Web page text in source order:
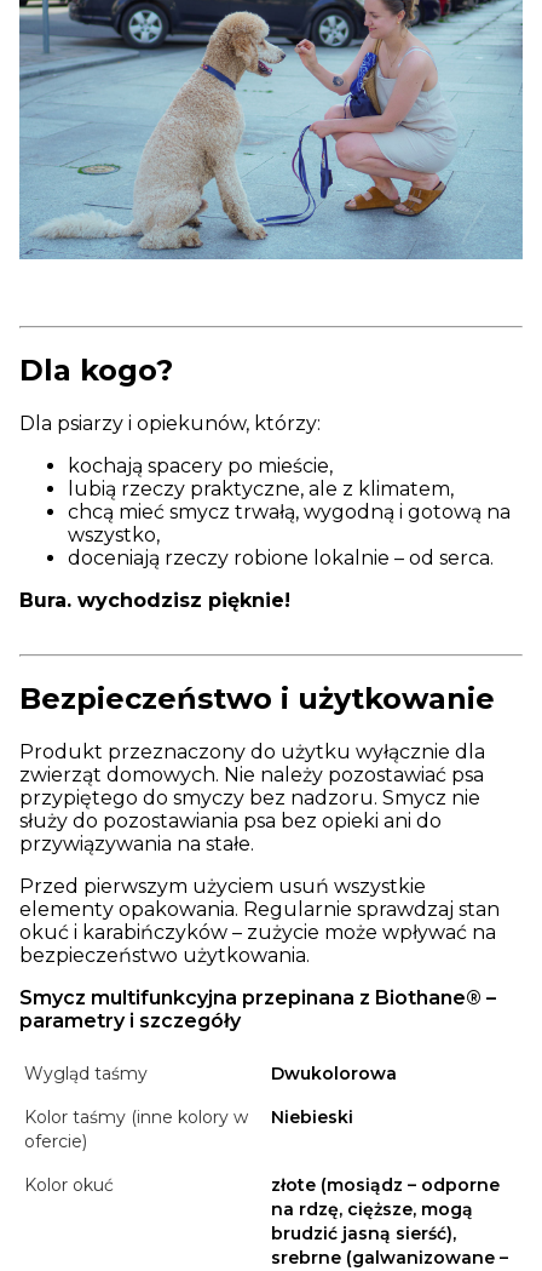
Dla kogo?
Dla psiarzy i opiekunów, którzy:
kochają spacery po mieście,
lubią rzeczy praktyczne, ale z klimatem,
chcą mieć smycz trwałą, wygodną i gotową na
wszystko,
doceniają rzeczy robione lokalnie – od serca.
Bura. wychodzisz pięknie!
Bezpieczeństwo i użytkowanie
Produkt przeznaczony do użytku wyłącznie dla
zwierząt domowych. Nie należy pozostawiać psa
przypiętego do smyczy bez nadzoru. Smycz nie
służy do pozostawiania psa bez opieki ani do
przywiązywania na stałe.
Przed pierwszym użyciem usuń wszystkie
elementy opakowania. Regularnie sprawdzaj stan
okuć i karabińczyków – zużycie może wpływać na
bezpieczeństwo użytkowania.
Smycz multifunkcyjna przepinana z Biothane® –
parametry i szczegóły
Wygląd taśmy
Dwukolorowa
Kolor taśmy (inne kolory w
ofercie)
Niebieski
Kolor okuć
złote (mosiądz – odporne
na rdzę, cięższe, mogą
brudzić jasną sierść),
srebrne (galwanizowane –